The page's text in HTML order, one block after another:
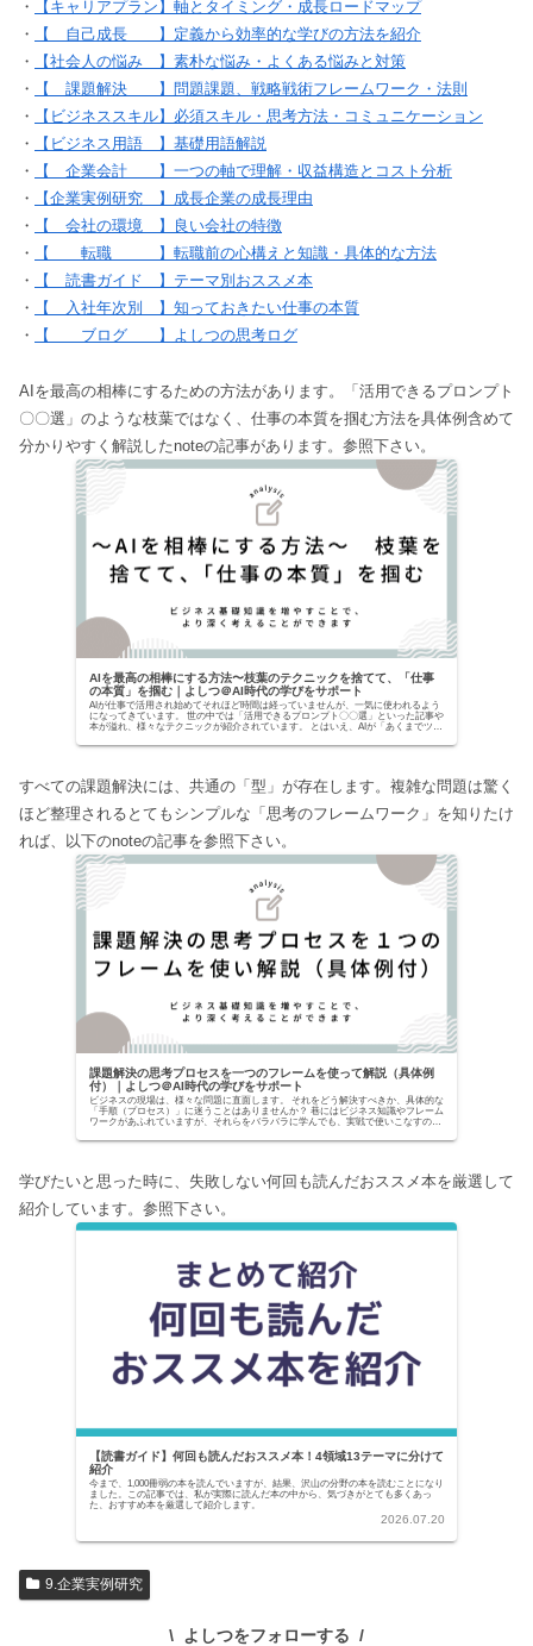
・
【キャリアプラン】軸とタイミング・成長ロードマップ
・
【 自己成長 】定義から効率的な学びの方法を紹介
・
【社会人の悩み 】素朴な悩み・よくある悩みと対策
・
【 課題解決 】問題課題、戦略戦術フレームワーク・法則
・
【ビジネススキル】必須スキル・思考方法・コミュニケーション
・
【ビジネス用語 】基礎用語解説
・
【 企業会計 】一つの軸で理解・収益構造とコスト分析
・
【企業実例研究 】成長企業の成長理由
・
【 会社の環境 】良い会社の特徴
・
【 転職 】転職前の心構えと知識・具体的な方法
・
【 読書ガイド 】テーマ別おススメ本
・
【 入社年次別 】知っておきたい仕事の本質
・
【 ブログ 】よしつの思考ログ
AIを最高の相棒にするための方法があります。「活用できるプロンプト
〇〇選」のような枝葉ではなく、仕事の本質を掴む方法を具体例含めて
分かりやすく解説したnoteの記事があります。参照下さい。
AIを最高の相棒にする方法〜枝葉のテクニックを捨てて、「仕事
の本質」を掴む｜よしつ＠AI時代の学びをサポート
AIが仕事で活用され始めてそれほど時間は経っていませんが、一気に使われるよう
になってきています。 世の中では「活用できるプロンプト〇〇選」といった記事や
本が溢れ、様々なテクニックが紹介されています。 とはいえ、AIが「あくまでツー
すべての課題解決には、共通の「型」が存在します。複雑な問題は驚く
ほど整理されるとてもシンプルな「思考のフレームワーク」を知りたけ
れば、以下のnoteの記事を参照下さい。
課題解決の思考プロセスを一つのフレームを使って解説（具体例
付）｜よしつ＠AI時代の学びをサポート
ビジネスの現場は、様々な問題に直面します。 それをどう解決すべきか、具体的な
「手順（プロセス）」に迷うことはありませんか？ 巷にはビジネス知識やフレーム
ワークがあふれていますが、それらをバラバラに学んでも、実戦で使いこなすのは
学びたいと思った時に、失敗しない何回も読んだおススメ本を厳選して
紹介しています。参照下さい。
【読書ガイド】何回も読んだおススメ本！4領域13テーマに分けて
紹介
今まで、1,000冊弱の本を読んでいますが、結果、沢山の分野の本を読むことになり
ました。この記事では、私が実際に読んだ本の中から、気づきがとても多くあっ
た、おすすめ本を厳選して紹介します。
2026.07.20
9.企業実例研究
よしつをフォローする